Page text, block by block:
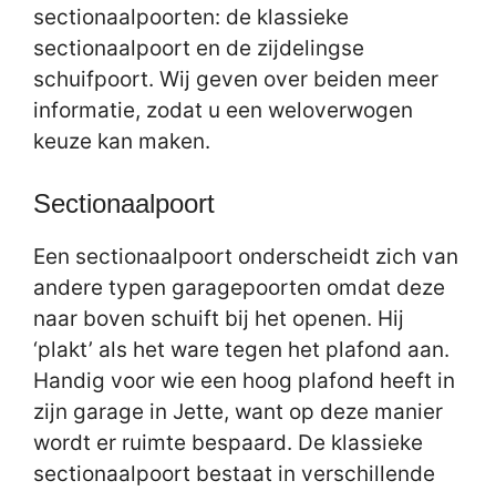
sectionaalpoorten: de klassieke
sectionaalpoort en de zijdelingse
schuifpoort. Wij geven over beiden meer
informatie, zodat u een weloverwogen
keuze kan maken.
Sectionaalpoort
Een sectionaalpoort onderscheidt zich van
andere typen garagepoorten omdat deze
naar boven schuift bij het openen. Hij
‘plakt’ als het ware tegen het plafond aan.
Handig voor wie een hoog plafond heeft in
zijn garage in Jette, want op deze manier
wordt er ruimte bespaard. De klassieke
sectionaalpoort bestaat in verschillende